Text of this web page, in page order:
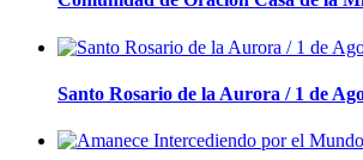
Santo Rosario de la Aurora / 1 de